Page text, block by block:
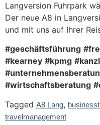
Langversion Fuhrpark
Der neue A8 in
und mit uns auf Ihrer
#geschäftsführung
#kearney #kpmg
#wirtschaftsberatung
Tagged A8 Lang,
travelmanagement